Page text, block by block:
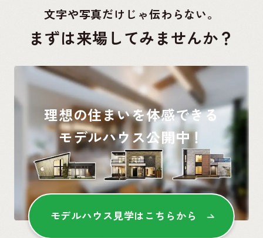
文字や写真だけじゃ伝わらない。
まずは来場してみませんか？
理想の住まいを体感できる
モデルハウス公開中！
モデルハウス見学はこちらから